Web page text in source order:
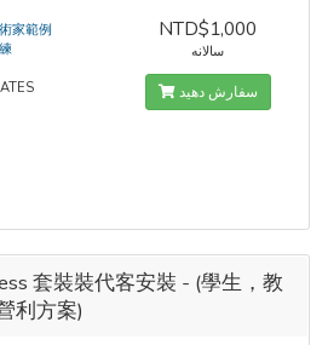
家範例
NTD$1,000
سالانه
سفارش دهید
套裝裝代客安裝 - (學生，教
利方案)